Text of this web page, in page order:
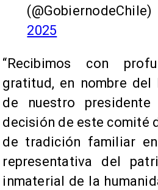
(@GobiernodeChile)
2025
“Recibimos con
gratitud, en nombre del
de nuestro
decisión de este comité
de tradición familiar
representativa del
inmaterial de la